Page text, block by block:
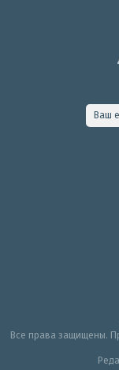
Все права защищены.